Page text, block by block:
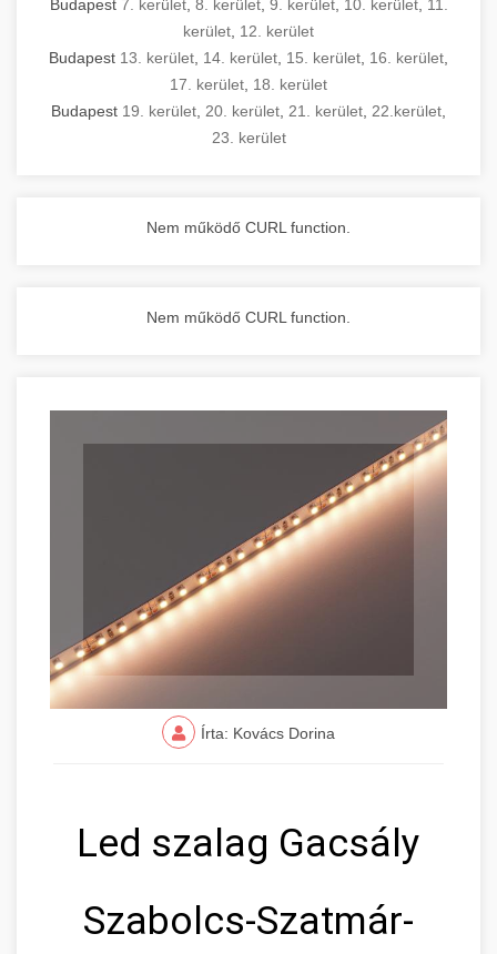
Budapest 7. kerület, 8. kerület, 9. kerület, 10. kerület, 11.
kerület 12. kerület
Budapest 13. kerület 14. kerület 15. kerület 16. kerület
17. kerület 18. kerület
Budapest 19. kerület 20. kerület 21. kerület 22.kerület
23. kerület
Nem működő CURL function.
Nem működő CURL function.
Írta: Kovács Dorina
Led szalag Gacsály
Szabolcs-Szatmár-